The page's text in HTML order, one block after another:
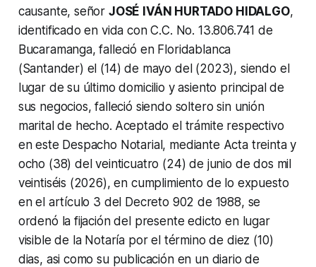
causante, señor JOSÉ IVÁN HURTADO HIDALGO,
identificado en vida con C.C. No. 13.806.741 de
Bucaramanga, falleció en Floridablanca
(Santander) el (14) de mayo del (2023), siendo el
lugar de su último domicilio y asiento principal de
sus negocios, falleció siendo soltero sin unión
marital de hecho. Aceptado el trámite respectivo
en este Despacho Notarial, mediante Acta treinta y
ocho (38) del veinticuatro (24) de junio de dos mil
veintiséis (2026), en cumplimiento de lo expuesto
en el artículo 3 del Decreto 902 de 1988, se
ordenó la fijación del presente edicto en lugar
visible de la Notaría por el término de diez (10)
dias, asi como su publicación en un diario de